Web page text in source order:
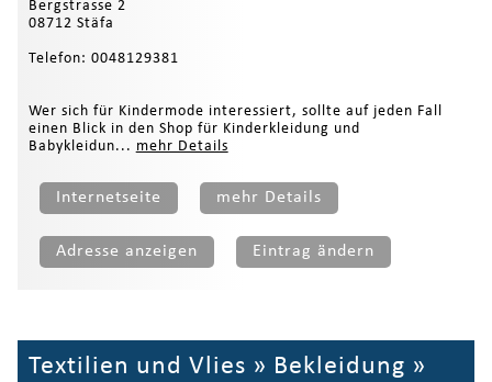
Bergstrasse 2
08712 Stäfa
Telefon: 0048129381
Wer sich für Kindermode interessiert, sollte auf jeden Fall
einen Blick in den Shop für Kinderkleidung und
Babykleidun... mehr Details
Internetseite mehr Details
Adresse anzeigen Eintrag ändern
Textilien und Vlies » Bekleidung »